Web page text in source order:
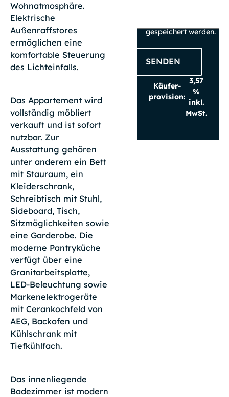
Wohnatmosphäre.
Elektrische
Außenraffstores
ermöglichen eine
komfortable Steuerung
des Lichteinfalls.
Das Appartement wird
vollständig möbliert
verkauft und ist sofort
nutzbar. Zur
Ausstattung gehören
unter anderem ein Bett
mit Stauraum, ein
Kleiderschrank,
Schreibtisch mit Stuhl,
Sideboard, Tisch,
Sitzmöglichkeiten sowie
eine Garderobe. Die
moderne Pantryküche
verfügt über eine
Granitarbeitsplatte,
LED-Beleuchtung sowie
Markenelektrogeräte
mit Cerankochfeld von
AEG, Backofen und
Kühlschrank mit
Tiefkühlfach.
Das innenliegende
Badezimmer ist modern
gespeichert werden.
SENDEN
Käufer­
provision:
3,57
%
inkl.
MwSt.